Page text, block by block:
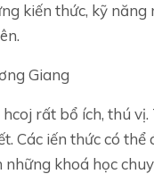
kiến thức, kỹ năng
Giang
rất bổ ích, thú
Các iến thức có thể
những khoá học